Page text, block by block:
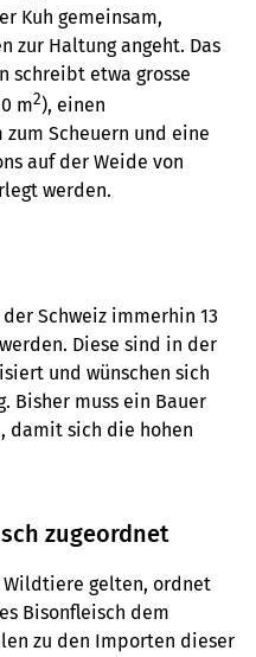
Kuh gemeinsam,
zur Haltung angeht. Das
schreibt etwa grosse
m2), einen
Scheuern und eine
auf der Weide von
werden.
Schweiz immerhin 13
Diese sind in der
und wünschen sich
Bisher muss ein Bauer
damit sich die hohen
zugeordnet
Wildtiere gelten, ordnet
Bisonfleisch dem
zu den Importen dieser